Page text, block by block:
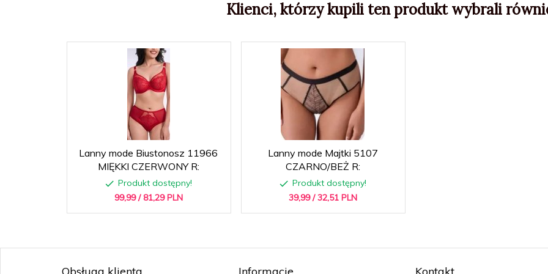
Klienci, którzy kupili ten produkt wybrali
Lanny mode Biustonosz 11966
MIĘKKI CZERWONY R:
Produkt dostępny!
99,99 / 81,29 PLN
Lanny mode Majtki 5107
CZARNO/BEŻ R:
Produkt dostępny!
39,99 / 32,51 PLN